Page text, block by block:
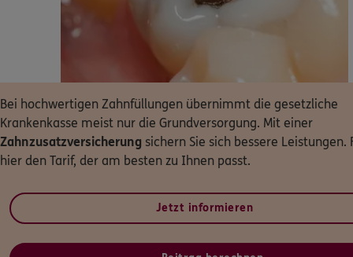
Meine Versicherungen
Rechtsschutz und der DKV.
Bei hochwertigen Zahnfüllungen übernimmt die gesetzliche
Krankenkasse meist nur die Grundversorgung. Mit einer
Zahnzusatzversicherung sichern Sie sich bessere Leistungen.
hier den Tarif, der am besten zu Ihnen passt.
Jetzt informieren